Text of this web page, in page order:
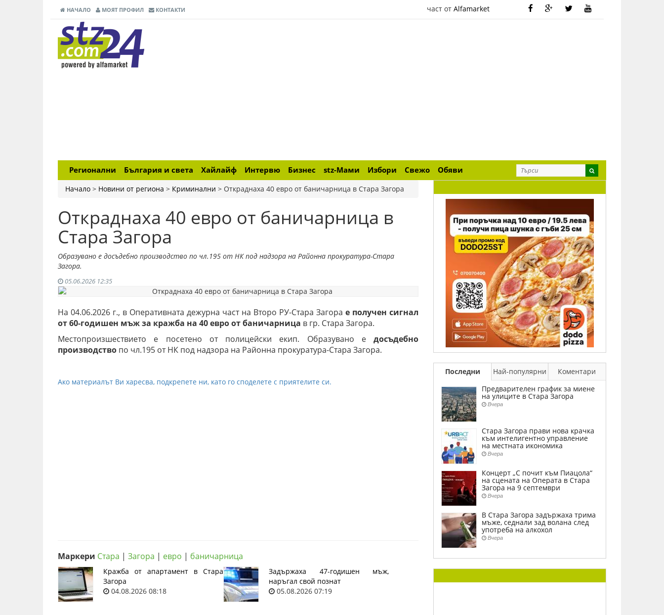
НАЧАЛО МОЯТ ПРОФИЛ КОНТАКТИ част от Alfamarket
Регионални България и света Хайлайф Интервю Бизнес stz-Мами Избори Свежо Обяви
Начало > Новини от региона > Криминални > Откраднаха 40 евро от баничарница в Стара Загора
Откраднаха 40 евро от баничарница в
Стара Загора
Образувано е досъдебно производство по чл.195 от НК под надзора на Районна прокуратура-Стара
Загора.
05.06.2026 12:35
На 04.06.2026 г., в Оперативната дежурна част на Второ РУ-Стара Загора е получен сигнал
от 60-годишен мъж за кражба на 40 евро от баничарница в гр. Стара Загора.
Местопроизшествието е посетено от полицейски екип. Образувано е досъдебно
производство по чл.195 от НК под надзора на Районна прокуратура-Стара Загора.
Ако материалът Ви харесва, подкрепете ни, като го споделете с приятелите си.
Маркери Стара | Загора | евро | баничарница
Кражба от апартамент в Стара
Загора
04.08.2026 08:18
Задържаха 47-годишен мъж,
наръгал свой познат
05.08.2026 07:19
Последни Най-популярни
Коментари
Предварителен график за миене
на улиците в Стара Загора
Вчера
Стара Загора прави нова крачка
към интелигентно управление
на местната икономика
Вчера
Концерт „С почит към Пиацола“
на сцената на Операта в Стара
Загора на 9 септември
Вчера
В Стара Загора задържаха трима
мъже, седнали зад волана след
употреба на алкохол
Вчера